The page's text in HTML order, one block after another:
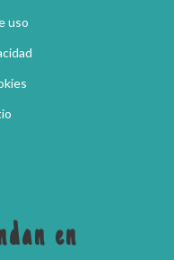
uso
en